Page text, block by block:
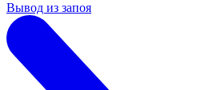
Вывод из запоя